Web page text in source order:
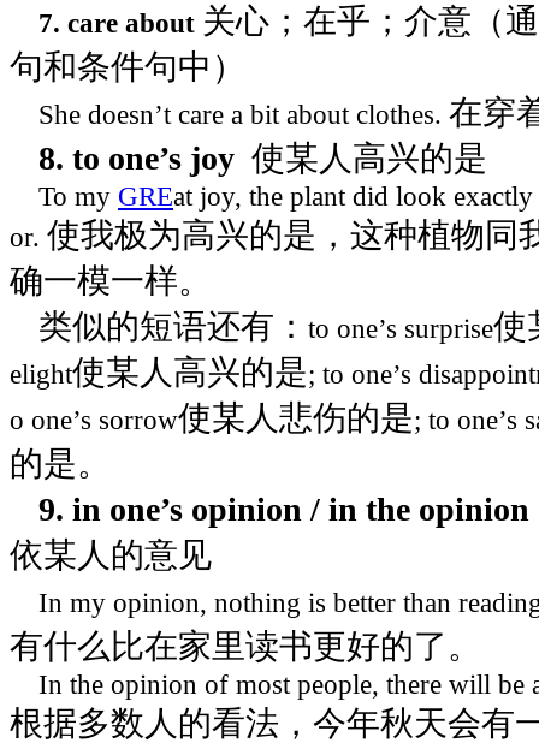
7. care about 关心；在乎；介意（
句和条件句中）
She doesn’t care a bit about clothes. 在穿
8. to one’s joy 使某人高兴的是
To my GREat joy, the plant did look
or. 使我极为高兴的是，这种植物同
确一模一样。
类似的短语还有： to one’s surprise使
elight使某人高兴的是; to one’s
o one’s sorrow使某人悲伤的是; to one’s
的是。
9. in one’s opinion / in the
依某人的意见
In my opinion, nothing is better than
有什么比在家里读书更好的了。
In the opinion of most people, there will be
根据多数人的看法，今年秋天会有